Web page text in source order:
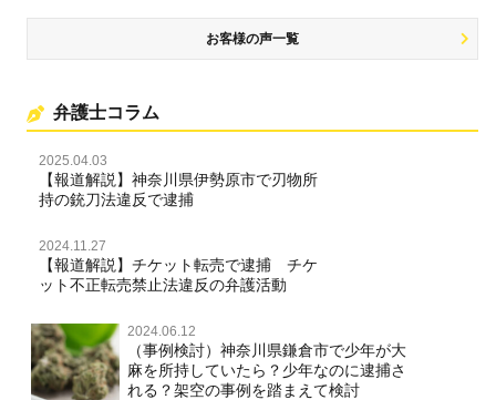
お客様の声一覧
弁護士コラム
2025.04.03
【報道解説】神奈川県伊勢原市で刃物所
持の銃刀法違反で逮捕
2024.11.27
【報道解説】チケット転売で逮捕 チケ
ット不正転売禁止法違反の弁護活動
2024.06.12
（事例検討）神奈川県鎌倉市で少年が大
麻を所持していたら？少年なのに逮捕さ
れる？架空の事例を踏まえて検討